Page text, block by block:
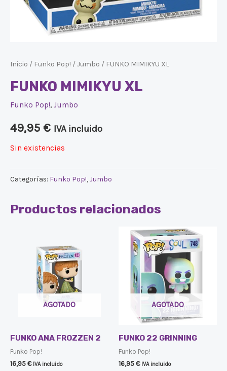
Inicio / Funko Pop! /Jumbo / FUNKO MIMIKYU XL
FUNKO MIMIKYU XL
Funko Pop!, Jumbo
49,95 € IVA incluido
Sin existencias
Categorías: Funko Pop!,Jumbo
Productos relacionados
AGOTADO
FUNKO ANA FROZZEN 2
Funko Pop!
16,95€ IVA incluido
AGOTADO
FUNKO 22 GRINNING
Funko Pop!
16,95€ IVA incluido